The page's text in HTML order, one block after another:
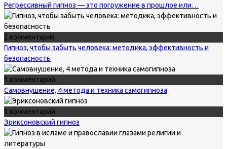
Регрессивный гипноз — это погружение в прошлое или…
2 комментария
Гипноз, чтобы забыть человека: методика, эффективность и
безопасность
1 комментарий
Самовнушение, 4 метода и техника самогипноза
1 комментарий
Эриксоновский гипноз